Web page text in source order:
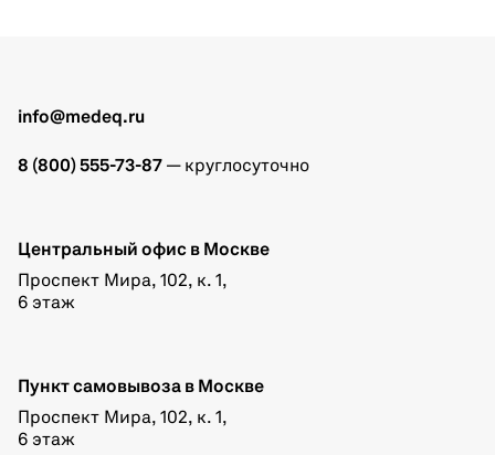
info@medeq.ru
8 (800) 555-73-87 — круглосуточно
Центральный офис в Москве
Проспект Мира, 102, к. 1,
6 этаж
Пункт самовывоза в Москве
Проспект Мира, 102, к. 1,
6 этаж